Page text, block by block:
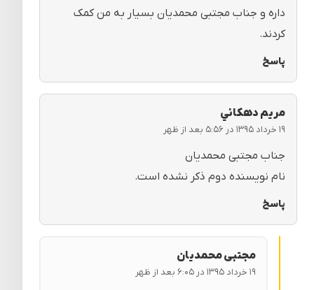
داره و جناب مجتبی محمدیان بسیار به من کمک
کردند.
پاسخ
مريم دهكاني
۱۹ خرداد ۱۳۹۵ در ۵:۵۶ بعد از ظهر
جناب مجتبی محمدیان
نام نویسنده دوم ذکر نشده است.
پاسخ
مجتبی محمدیان
۱۹ خرداد ۱۳۹۵ در ۶:۰۵ بعد از ظهر